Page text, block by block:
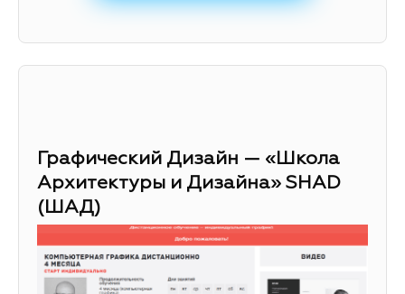
Графический Дизайн — «Школа
Архитектуры и Дизайна» SHAD
(ШАД)